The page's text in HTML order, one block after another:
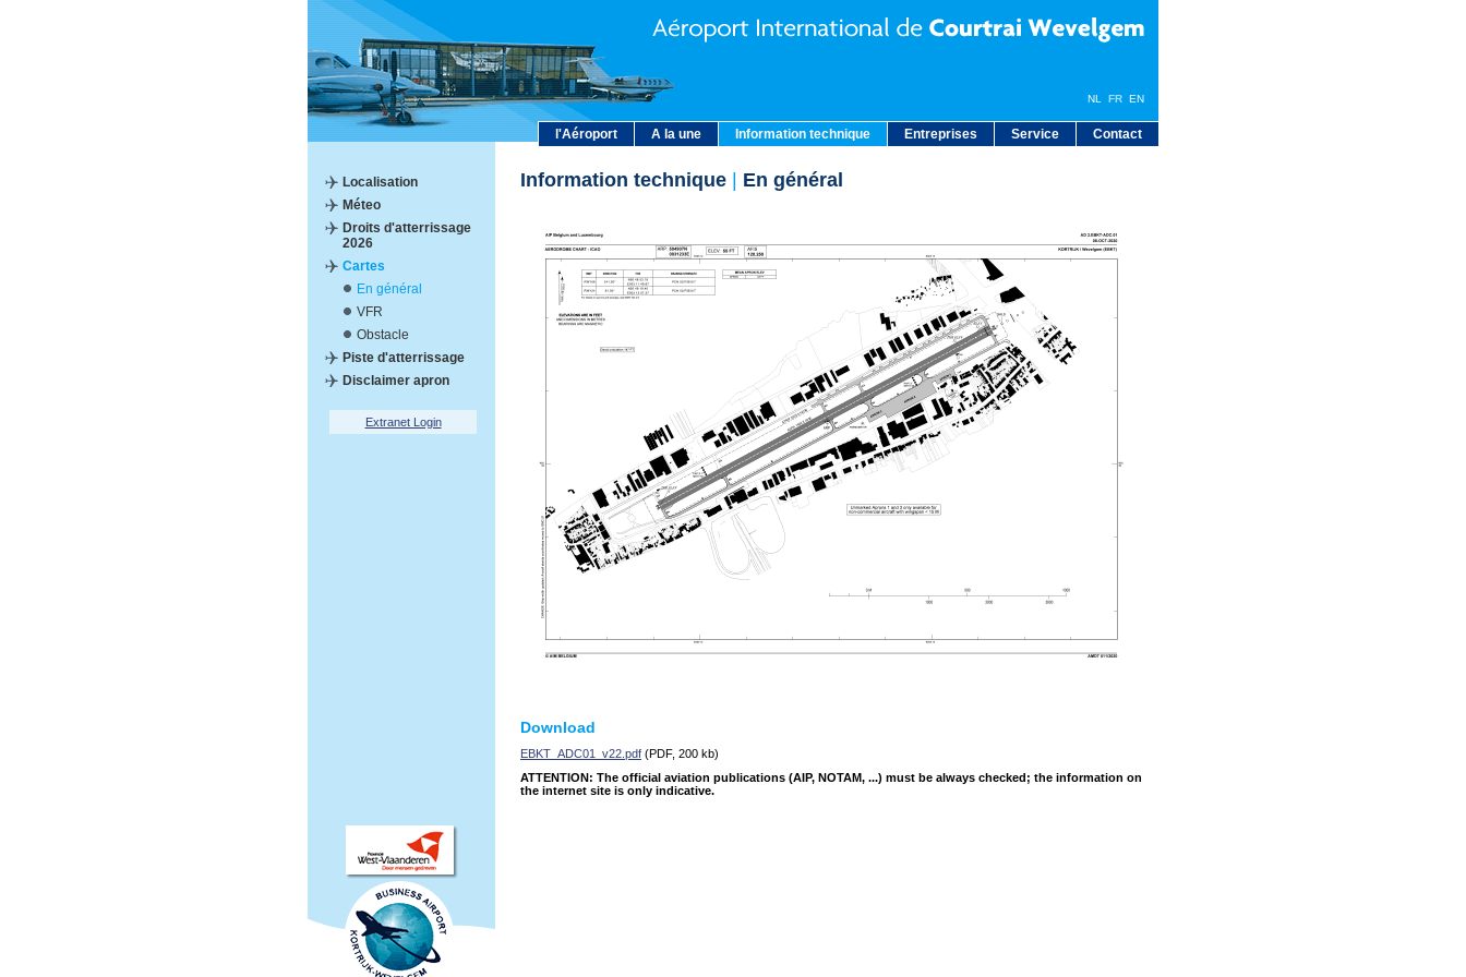
l'Aéroport A la une Information technique Entreprises Service Contact
NL FR EN
Localisation
Méteo
Droits d'atterrissage
2026
Cartes
En général
VFR
Obstacle
Piste d'atterrissage
Disclaimer apron
Extranet Login
Information technique En général
Download
EBKT_ADC01_v22.pdf (PDF, 200 kb)
ATTENTION: The official aviation publications (AIP, NOTAM, ...) must be always checked; the information on
the internet site is only indicative.